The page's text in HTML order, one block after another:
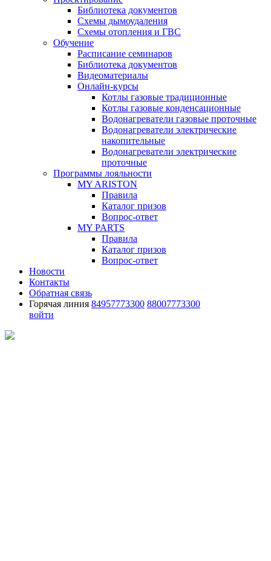
Библиотека документов
Схемы дымоудаления
Схемы отопления и ГВС
Обучение
Расписание семинаров
Библиотека документов
Видеоматериалы
Онлайн-курсы
Котлы газовые традиционные
Котлы газовые конденсационные
Водонагреватели газовые проточные
Водонагреватели электрические
накопительные
Водонагреватели электрические
проточные
Программы лояльности
MY ARISTON
Правила
Каталог призов
Вопрос-ответ
MY PARTS
Правила
Каталог призов
Вопрос-ответ
Новости
Контакты
Обратная связь
Горячая линия 84957773300 88007773300
войти